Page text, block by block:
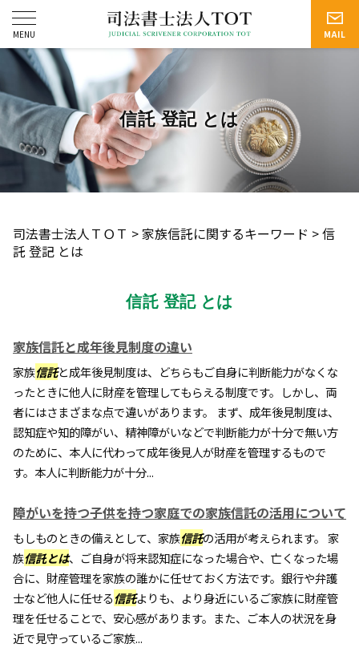
信託 登記 とは
司法書士法人ＴＯＴ >家族信託に関するキーワード >信
託 登記 とは
信託 登記 とは
家族信託と成年後見制度の違い
家族信託と成年後見制度は、どちらもご自身に判断能力がなくな
ったときに他人に財産を管理してもらえる制度です。しかし、両
者にはさまざまな点で違いがあります。 まず、成年後見制度は、
認知症や知的障がい、精神障がいなどで判断能力が十分で無い方
のために、本人に代わって成年後見人が財産を管理するもので
す。本人に判断能力が十分...
障がいを持つ子供を持つ家庭での家族信託の活用について
もしものときの備えとして、家族信託の活用が考えられます。 家
族信託とは、ご自身が将来認知症になった場合や、亡くなった場
合に、財産管理を家族の誰かに任せておく方法です。銀行や弁護
士など他人に任せる信託よりも、より身近にいるご家族に財産管
理を任せることで、安心感があります。また、ご本人の状況を身
近で見守っているご家族...